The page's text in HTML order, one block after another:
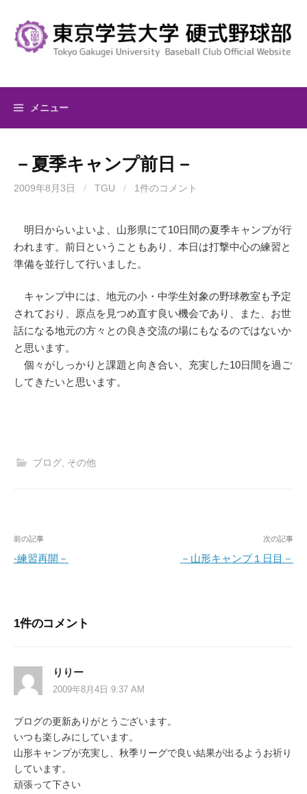
キ
メニュー
－夏季キャンプ前日－
2009年8月3日 / TGU / 1件のコメント
明日からいよいよ、山形県にて10日間の夏季キャンプが行
われます。前日ということもあり、本日は打撃中心の練習と
準備を並行して行いました。
キャンプ中には、地元の小・中学生対象の野球教室も予定
されており、原点を見つめ直す良い機会であり、また、お世
話になる地元の方々との良き交流の場にもなるのではないか
と思います。
個々がしっかりと課題と向き合い、充実した10日間を過ご
してきたいと思います。
ブログ, その他
投
稿
ゲ
シ
ョ
前の記事
-練習再開－
次の記事
－山形キャンプ１日目－
1件のコメント
りりー
2009年8月4日 9:37 AM
ブログの更新ありがとうございます。
いつも楽しみにしています。
山形キャンプが充実し、秋季リーグで良い結果が出るようお祈り
しています。
頑張って下さい